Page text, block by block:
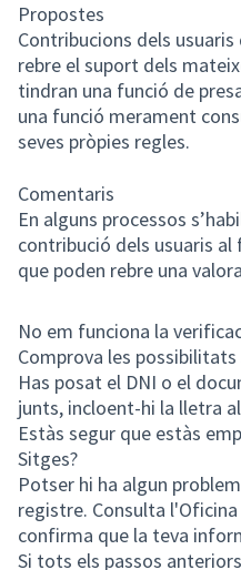
Propostes
Contribucions dels
rebre el suport dels
tindran una funció de
una funció merament
seves pròpies regles.
Comentaris
En alguns processos
contribució dels usuaris
que poden rebre una
No em funciona la
Comprova les
Has posat el DNI o el
junts, incloent-hi la lletra
Estàs segur que estàs
Sitges?
Potser hi ha algun
registre. Consulta
confirma que la teva
Si tots els passos